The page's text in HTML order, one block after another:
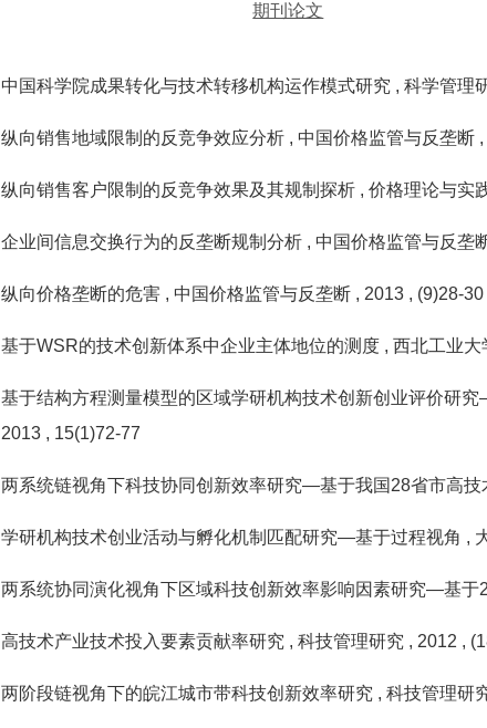
期刊论文
中国科学院成果转化与技术转移机构运作模式研究 , 科学管理
纵向销售地域限制的反竞争效应分析 , 中国价格监管与反垄断
纵向销售客户限制的反竞争效果及其规制探析 , 价格理论与实
企业间信息交换行为的反垄断规制分析 , 中国价格监管与反垄
纵向价格垄断的危害 , 中国价格监管与反垄断 , 2013 , (9)28-30
基于WSR的技术创新体系中企业主体地位的测度 , 西北工业大
基于结构方程测量模型的区域学研机构技术创新创业评价研
2013 , 15(1)72-77
两系统链视角下科技协同创新效率研究—基于我国28省市高技
学研机构技术创业活动与孵化机制匹配研究—基于过程视角 ,
两系统协同演化视角下区域科技创新效率影响因素研究—基于
高技术产业技术投入要素贡献率研究 , 科技管理研究 , 2012 ,
两阶段链视角下的皖江城市带科技创新效率研究 , 科技管理研